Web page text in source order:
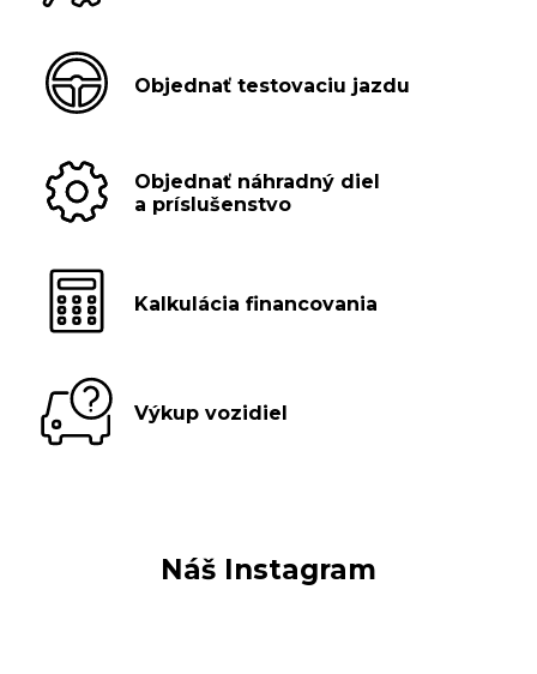
Objednať testovaciu jazdu
Objednať náhradný diel
a príslušenstvo
Kalkulácia financovania
Výkup vozidiel
Náš Instagram